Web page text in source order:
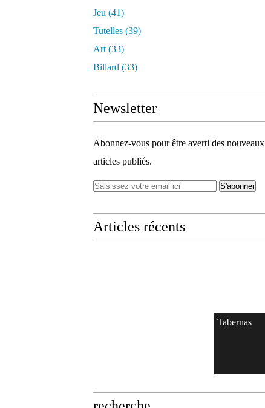
Jeu (41)
Tutelles (39)
Art (33)
Billard (33)
Newsletter
Abonnez-vous pour être averti des nouveaux
articles publiés.
Articles récents
Tabernas